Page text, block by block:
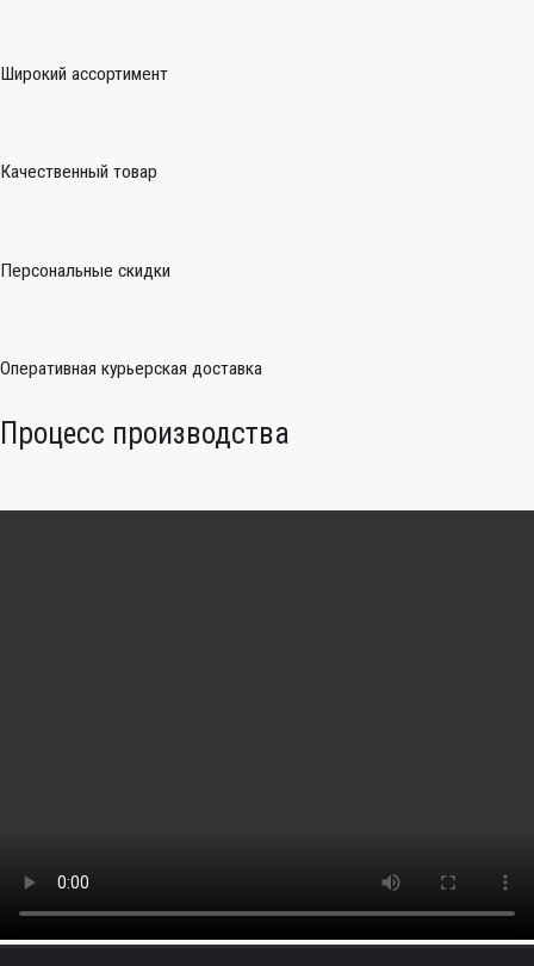
Широкий ассортимент
Качественный товар
Персональные скидки
Оперативная курьерская доставка
Процесс производства